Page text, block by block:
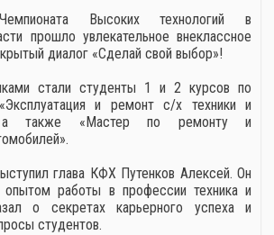
Высоких технологий в
прошло увлекательное внеклассное
диалог «Сделай свой выбор»!
стали студенты 1 и 2 курсов по
и ремонт с/х техники и
а также «Мастер по ремонту и
глава КФХ Путенков Алексей. Он
опытом работы в профессии техника и
о секретах карьерного успеха и
студентов.